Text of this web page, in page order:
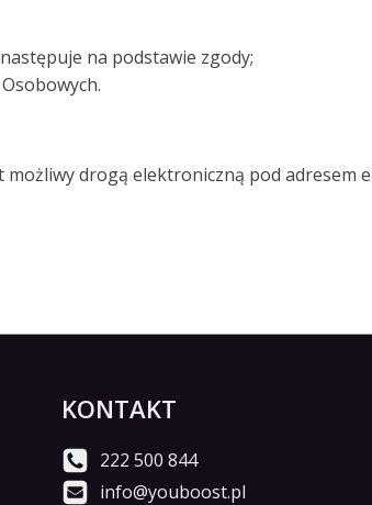
na podstawie zgody;
drogą elektroniczną pod adresem
KONTAKT
222 500 844
info@youboost.pl